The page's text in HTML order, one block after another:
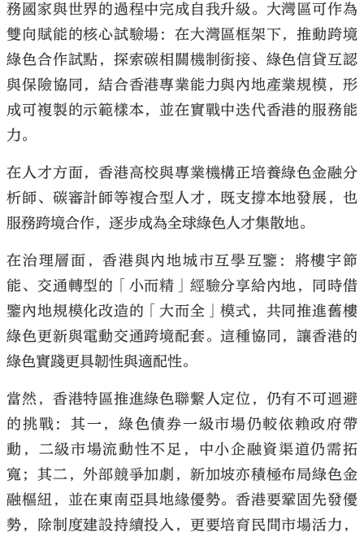
務國家與世界的過程中完成自我升級。大灣區可作為
雙向賦能的核心試驗場：在大灣區框架下，推動跨境
綠色合作試點，探索碳相關機制銜接、綠色信貸互認
與保險協同，結合香港專業能力與內地產業規模，形
成可複製的示範樣本，並在實戰中迭代香港的服務能
力。
在人才方面，香港高校與專業機構正培養綠色金融分
析師、碳審計師等複合型人才，既支撐本地發展，也
服務跨境合作，逐步成為全球綠色人才集散地。
在治理層面，香港與內地城市互學互鑒：將樓宇節
能、交通轉型的「小而精」經驗分享給內地，同時借
鑒內地規模化改造的「大而全」模式，共同推進舊樓
綠色更新與電動交通跨境配套。這種協同，讓香港的
綠色實踐更具韌性與適配性。
當然，香港特區推進綠色聯繫人定位，仍有不可迴避
的挑戰：其一，綠色債券一級市場仍較依賴政府帶
動，二級市場流動性不足，中小企融資渠道仍需拓
寬；其二，外部競爭加劇，新加坡亦積極布局綠色金
融樞紐，並在東南亞具地緣優勢。香港要鞏固先發優
勢，除制度建設持續投入，更要培育民間市場活力，